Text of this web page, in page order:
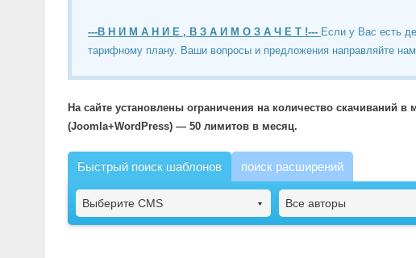
---В Н И М А Н И Е , В З А И М О З А Ч Е Т !--- Если у Вас есть
тарифному плану. Ваши вопросы и предложения направляйте
На сайте установлены ограничения на количество
(Joomla+WordPress) — 50 лимитов в месяц.
Быстрый поиск шаблонов поиск расширений
Выберите CMS Все авторы